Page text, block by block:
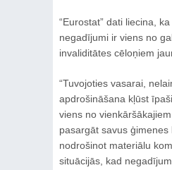
“Eurostat” dati liecina,
negadījumi ir viens no
invaliditātes cēloņiem
“Tuvojoties vasarai,
apdrošināšana kļūst
viens no
pasargāt savus ģimenes
nodrošinot materiālu
situācijās, kad